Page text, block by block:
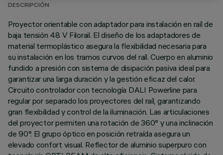
DESCRIPCIÓN
Proyector orientable con adaptador para instalación en raíl de
baja tensión 48 V Filorail. El diseño de los adaptadores de
material termoplástico asegura la flexibilidad necesaria para
su instalación en los tramos curvos del raíl. Cuerpo en aluminio
fundido a presión con sistema de disipación pasiva ideal para
garantizar una larga duración y la gestión eficaz del calor.
Circuito controlador con tecnología DALI Powerline para
regular por separado los proyectores del raíl, garantizando
gran flexibilidad y control de la iluminación. Las articulaciones
del proyector permiten una rotación de 360° y una inclinación
de 90°. El grupo óptico en posición retraída asegura un
elevado confort visual. Reflector de aluminio superpuro con